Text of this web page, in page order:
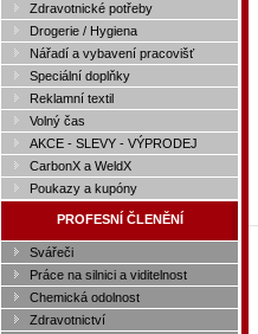
Zdravotnické potřeby
Drogerie / Hygiena
Nářadí a vybavení pracovišť
Speciální doplňky
Reklamní textil
Volný čas
AKCE - SLEVY - VÝPRODEJ
CarbonX a WeldX
Poukazy a kupóny
PROFESNÍ ČLENĚNÍ
Svářeči
Práce na silnici a viditelnost
Chemická odolnost
Zdravotnictví